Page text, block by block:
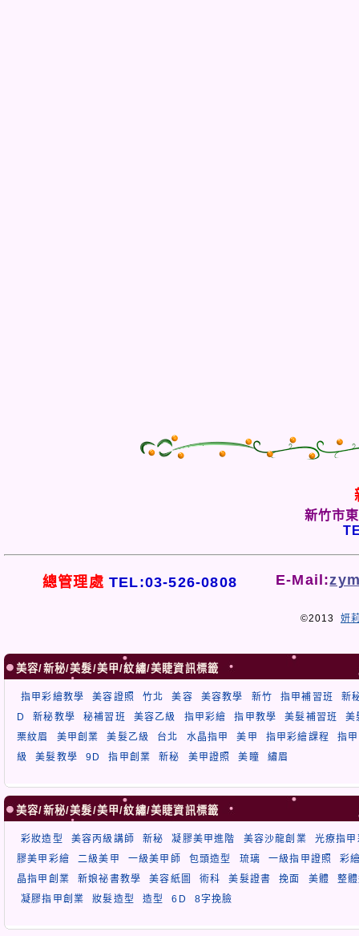
新竹市
總管理處 TEL:03-526-0808 E-Mail:
©2013 妍
美容/新秘/美髮/美甲/紋繡/美睫資訊標籤
指甲彩繪教學 美容證照 竹北 美容 美容教學 新竹 指甲補習班
新
D
新秘教學 秘補習班 美容乙級 指甲彩繪 指甲教學 美髮補習班
美
栗紋眉
美甲創業 美髮乙級 台北 水晶指甲 美甲 指甲彩繪課程
指甲
級
美髮教學 9D 指甲創業 新秘 美甲證照 美瞳 繡眉
美容/新秘/美髮/美甲/紋繡/美睫資訊標籤
彩妝造型 美容丙級講師 新秘 凝膠美甲進階 美容沙龍創業
光療指
膠美甲彩繪
二級美甲 一級美甲師 包頭造型 琉璃 一級指甲證照
彩
晶指甲創業
新娘祕書教學 美容紙圖 術科 美髮證書 挽面 美體
整
凝膠指甲創業
妝髮造型 造型 6D 8字挽臉